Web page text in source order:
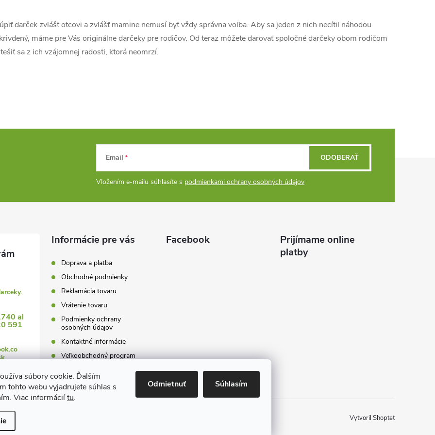
súbory cookie. Ďalším
tohto webu vyjadrujete súhlas s
Viac informáciítu.
Odmietnuť Súhlasím
n
i
e
darček zvlášť otcovi a zvlášť mamine nemusí byť vždy správna voľba. Aby sa jeden z nich necítil náhodou
máme pre Vás originálne darčeky pre rodičov. Od teraz môžete darovať spoločné darčeky obom rodičom
sa z ich vzájomnej radosti, ktorá neomrzí.
Email
Vložením e-mailu súhlasíte s podmienkami ochrany osobných údajov
ODOBERAŤ
al
591
Informácie pre vás
Doprava a platba
Obchodné podmienky
Reklamácia tovaru
Vrátenie tovaru
Podmienky ochrany
osobných údajov
Kontaktné informácie
Veľkoobchodný program
Facebook
Prijímame online
platby
Vytvoril Shoptet
cookies